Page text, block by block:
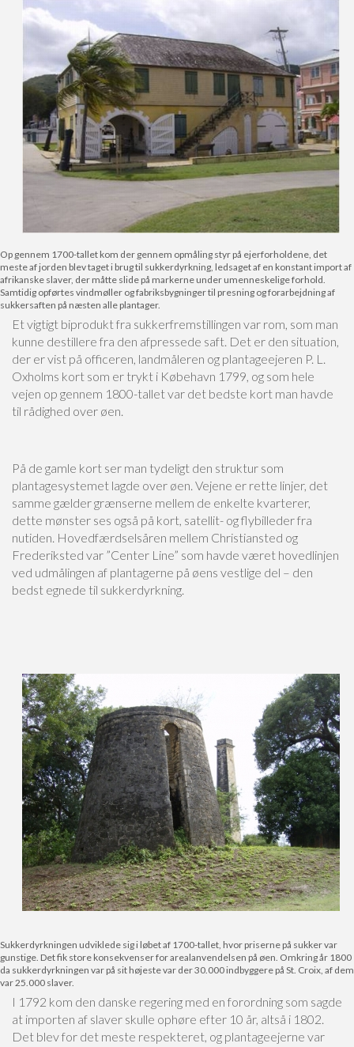
Op gennem 1700-tallet kom der gennem opmåling styr på ejerforholdene, det
meste af jorden blev taget i brug til sukkerdyrkning, ledsaget af en konstant import af
afrikanske slaver, der måtte slide på markerne under umenneskelige forhold.
Samtidig opførtes vindmøller og fabriksbygninger til presning og forarbejdning af
sukkersaften på næsten alle plantager.
Et vigtigt biprodukt fra sukkerfremstillingen var rom, som man
kunne destillere fra den afpressede saft. Det er den situation,
der er vist på officeren, landmåleren og plantageejeren P. L.
Oxholms kort som er trykt i Købehavn 1799, og som hele
vejen op gennem 1800-tallet var det bedste kort man havde
til rådighed over øen.
På de gamle kort ser man tydeligt den struktur som
plantagesystemet lagde over øen. Vejene er rette linjer, det
samme gælder grænserne mellem de enkelte kvarterer,
dette mønster ses også på kort, satellit- og flybilleder fra
nutiden. Hovedfærdselsåren mellem Christiansted og
Frederiksted var ”Center Line” som havde været hovedlinjen
ved udmålingen af plantagerne på øens vestlige del – den
bedst egnede til sukkerdyrkning.
Sukkerdyrkningen udviklede sig i løbet af 1700-tallet, hvor priserne på sukker var
gunstige. Det fik store konsekvenser for arealanvendelsen på øen. Omkring år 1800
da sukkerdyrkningen var på sit højeste var der 30.000 indbyggere på St. Croix, af dem
var 25.000 slaver.
I 1792 kom den danske regering med en forordning som sagde
at importen af slaver skulle ophøre efter 10 år, altså i 1802.
Det blev for det meste respekteret, og plantageejerne var